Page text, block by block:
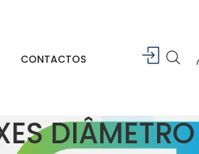
CONTACTOS
DIÂMETRO